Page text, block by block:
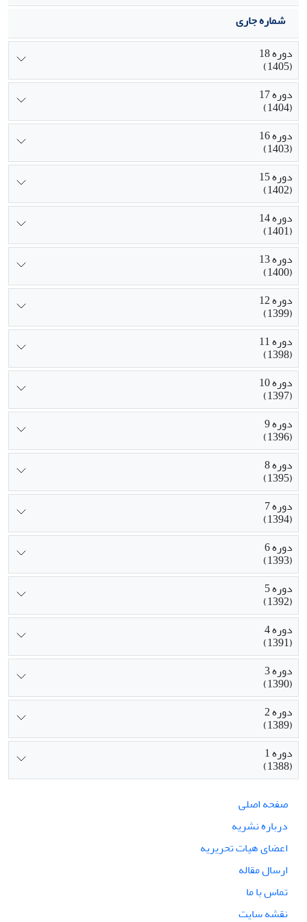
شماره جاری
دوره 18
(1405)
دوره 17
(1404)
دوره 16
(1403)
دوره 15
(1402)
دوره 14
(1401)
دوره 13
(1400)
دوره 12
(1399)
دوره 11
(1398)
دوره 10
(1397)
دوره 9
(1396)
دوره 8
(1395)
دوره 7
(1394)
دوره 6
(1393)
دوره 5
(1392)
دوره 4
(1391)
دوره 3
(1390)
دوره 2
(1389)
دوره 1
(1388)
صفحه اصلی
درباره نشریه
اعضای هیات تحریریه
ارسال مقاله
تماس با ما
نقشه سایت